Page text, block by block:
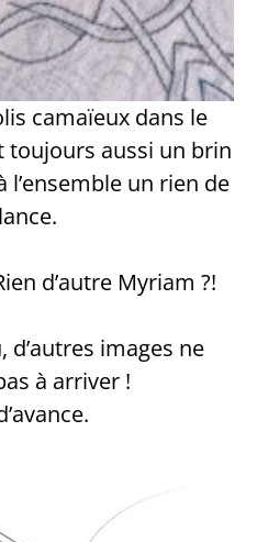
camaïeux dans le
toujours aussi un brin
un rien de
d’autre Myriam ?!
d’autres images ne
à arriver !